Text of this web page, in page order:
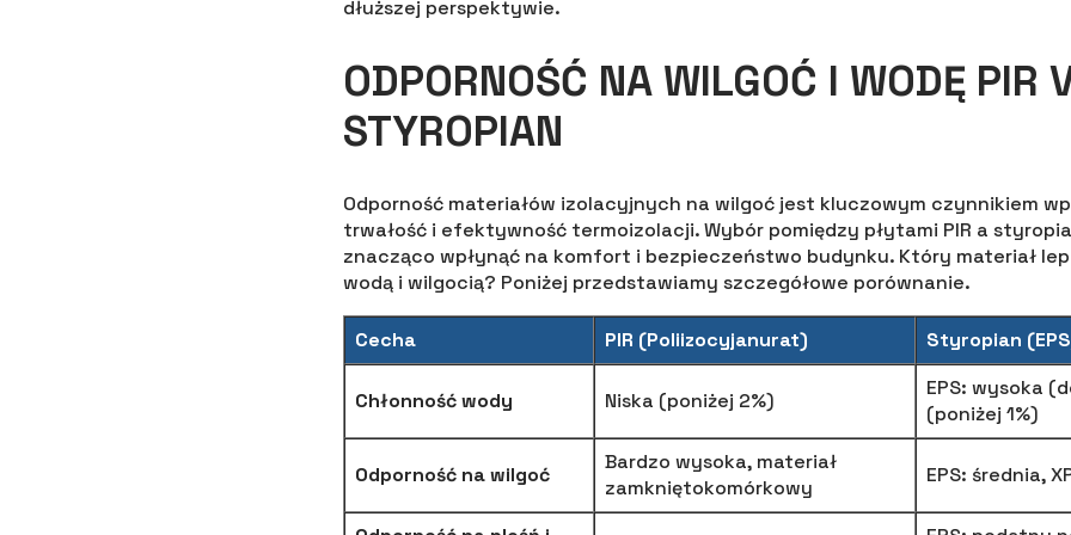
dłuższej perspektywie.
ODPORNOŚĆ NA WILGOĆ I WODĘ PIR
STYROPIAN
Odporność materiałów izolacyjnych na wilgoć jest kluczowym czynnikiem
trwałość i efektywność termoizolacji. Wybór pomiędzy płytami PIR a
znacząco wpłynąć na komfort i bezpieczeństwo budynku. Który materiał
wodą i wilgocią? Poniżej przedstawiamy szczegółowe porównanie.
Cecha PIR (Poliizocyjanurat) Styropian
Chłonność wody Niska (poniżej 2%)
EPS: wysoka
(poniżej 1%)
Odporność na wilgoć
Bardzo wysoka, materiał
zamkniętokomórkowy
EPS: średnia,